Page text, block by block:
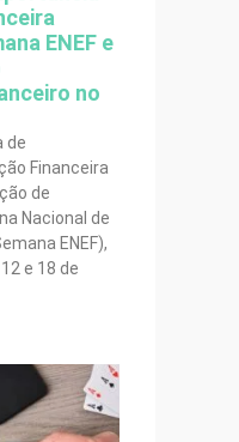
ENEF e
no
de
Financeira
de
Nacional de
ENEF),
e 18 de